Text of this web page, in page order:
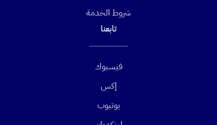
شروط الخدمة
تابعنا
فيسبوك
إكس
يوتيوب